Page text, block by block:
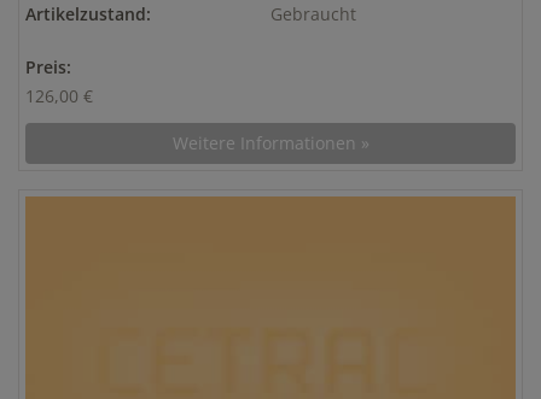
Artikelzustand:
Gebraucht
Preis:
126,00 €
Weitere Informationen »